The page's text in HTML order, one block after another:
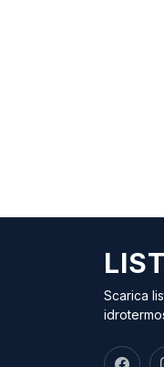
Scarica